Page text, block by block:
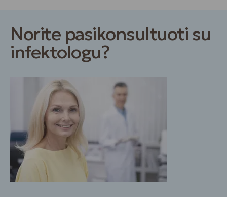
Norite pasikonsultuoti su
infektologu?